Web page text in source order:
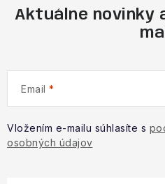
Aktuálne novinky
Email
Vložením e-mailu súhlasíte s
osobných údajov